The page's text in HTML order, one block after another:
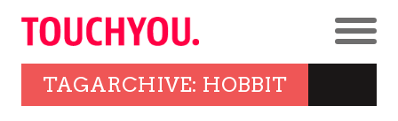
TAGARCHIVE: HOBBIT